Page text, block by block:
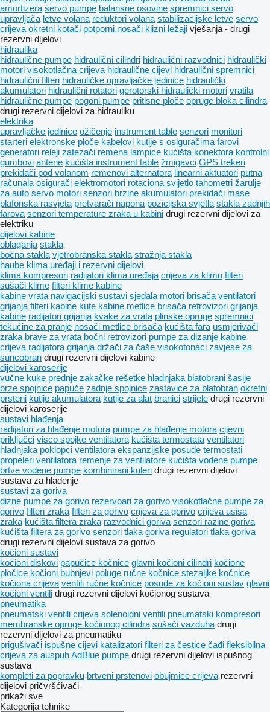
amortizera servo pumpe balansne osovine spremnici servo
upravljača letve volana reduktori volana stabilizacijske letve servo
crijeva okretni kotači potporni nosači klizni ležaji vješanja - drugi
rezervni dijelovi
hidraulika
hidraulične pumpe hidraulični cilindri hidraulični razvodnici hidraulički
motori visokotlačna crijeva hidraulične cijevi hidraulični spremnici
hidraulični filteri hidrauličke upravljačke jedinice hidraulički
akumulatori hidraulični rotatori gerotorski hidraulički motori vratila
hidraulične pumpe pogoni pumpe pritisne ploče opruge bloka cilindra
drugi rezervni dijelovi za hidrauliku
elektrika
upravljačke jedinice ožičenje instrument table senzori monitori
starteri elektronske ploče kabelovi kutije s osiguračima farovi
generatori releji zatezači remena lampice kućišta konektora kontrolni
gumbovi antene kućišta instrument table žmigavci GPS trekeri
prekidači pod volanom remenovi alternatora linearni aktuatori putna
računala osigurači elektromotori rotaciona svijetlo tahometri žarulje
za auto servo motori senzori brzine akumulatori prekidači mase
plafonska rasvjeta pretvarači napona pozicijska svjetla stakla zadnjih
farova senzori temperature zraka u kabini drugi rezervni dijelovi za
elektriku
dijelovi kabine
oblaganja stakla
bočna stakla vjetrobranska stakla stražnja stakla
haube klima uređaji i rezervni dijelovi
klima kompresori radijatori klima uređaja crijeva za klimu filteri
sušači klime filteri klime kabine
kabine vrata navigacijski sustavi sjedala motori brisača ventilatori
grijanja filteri kabine kute kabine metlice brisača retrovizori grijanja
kabine radijatori grijanja kvake za vrata plinske opruge spremnici
tekućine za pranje nosači metlice brisača kućišta fara usmjerivači
zraka brave za vrata bočni retrovizori pumpe za dizanje kabine
crijeva radijatora grijanja držači za čaše visokotonaci zavjese za
suncobran drugi rezervni dijelovi kabine
dijelovi karoserije
vučne kuke prednje zakačke rešetke hladnjaka blatobrani šasije
brze spojnice papuče zadnje spojnice zastavice za blatobran okretni
prsteni kutije akumulatora kutije za alat branici strijele drugi rezervni
dijelovi karoserije
sustavi hlađenja
radijatori za hlađenje motora pumpe za hlađenje motora cijevni
priključci visco spojke ventilatora kućišta termostata ventilatori
hladnjaka poklopci ventilatora ekspanzijske posude termostati
propeleri ventilatora remenje za ventilatore kućišta vodene pumpe
brtve vodene pumpe kombinirani kuleri drugi rezervni dijelovi
sustava za hlađenje
sustavi za goriva
dizne pumpe za gorivo rezervoari za gorivo visokotlačne pumpe za
gorivo filteri zraka filteri za gorivo crijeva za gorivo crijeva usisa
zraka kućišta filtera zraka razvodnici goriva senzori razine goriva
kućišta filtera za gorivo senzori tlaka goriva regulatori tlaka goriva
drugi rezervni dijelovi sustava za gorivo
kočioni sustavi
kočioni diskovi papučice kočnice glavni kočioni cilindri kočione
pločice kočioni bubnjevi poluge ručne kočnice stezaljkе kočnice
kočiona crijeva ventili ručne kočnice posude za kočioni sustav glavni
kočioni ventili drugi rezervni dijelovi kočionog sustava
pneumatika
pneumatski ventili crijeva solenoidni ventili pneumatski kompresori
membranske opruge kočionog cilindra sušači vazduha drugi
rezervni dijelovi za pneumatiku
prigušivači ispušne cijevi katalizatori filteri za čestice čađi fleksibilna
crijeva za auspuhAdBlue pumpe drugi rezervni dijelovi ispušnog
sustava
kompleti za popravku brtveni prstenovi obujmice crijeva rezervni
dijelovi pričvršćivači
prikaži sve
Kategorija tehnike